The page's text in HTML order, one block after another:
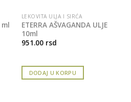
ml
LEKOVITA ULJA I SIRĆA
ETERRA AŠVAGANDA ULJE
10ml
951.00 rsd
DODAJ U KORPU